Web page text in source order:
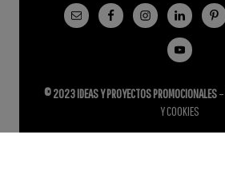
© 2023 IDEAS Y PROYECTOS PROMOCIONALES–
Y COOKIES